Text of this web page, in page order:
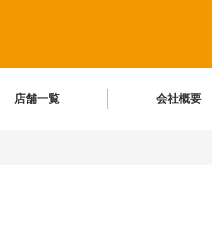
店舗一覧 会社概要